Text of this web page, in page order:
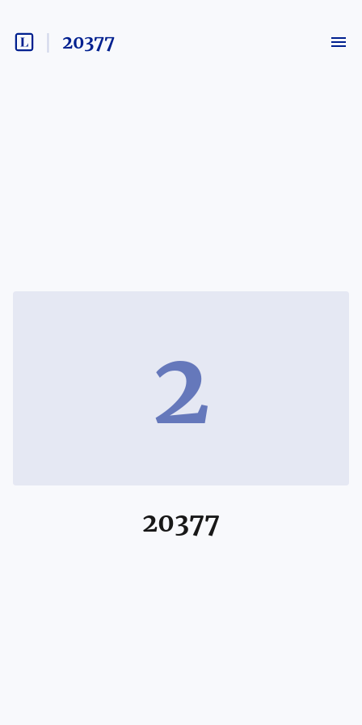
20377
2
20377